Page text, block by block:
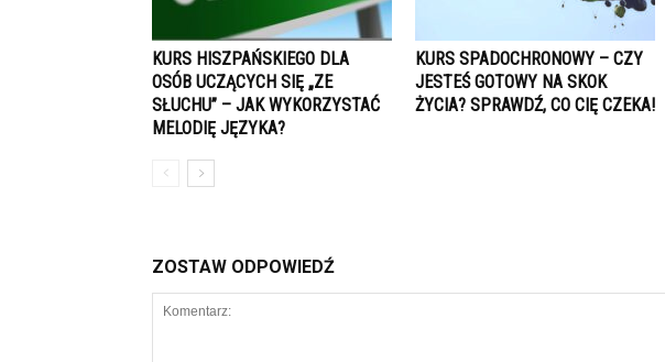
KURS HISZPAŃSKIEGO DLA
OSÓB UCZĄCYCH SIĘ „ZE
SŁUCHU” – JAK WYKORZYSTAĆ
MELODIĘ JĘZYKA?
KURS SPADOCHRONOWY – CZY
JESTEŚ GOTOWY NA SKOK
ŻYCIA? SPRAWDŹ, CO CIĘ CZEKA!
ZOSTAW ODPOWIEDŹ